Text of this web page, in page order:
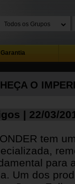
Garantia
O
| 22/03/
tem
para
Um dos